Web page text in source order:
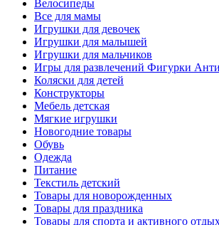
Велосипеды
Все для мамы
Игрушки для девочек
Игрушки для малышей
Игрушки для мальчиков
Игры для развлечений Фигурки
Коляски для детей
Конструкторы
Мебель детская
Мягкие игрушки
Новогодние товары
Обувь
Одежда
Питание
Текстиль детский
Товары для новорожденных
Товары для праздника
Товары для спорта и активного